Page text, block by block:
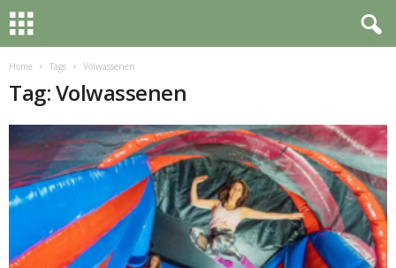
Home Tags Volwassenen
Tag: Volwassenen